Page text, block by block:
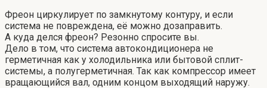
Фреон циркулирует по замкнутому контуру, и если
система не повреждена, её можно дозаправить.
А куда делся фреон? Резонно спросите вы.
Дело в том, что система автокондиционера не
герметичная как у холодильника или бытовой сплит-
системы, а полугерметичная. Так как компрессор имеет
вращающийся вал, одним концом выходящий наружу.